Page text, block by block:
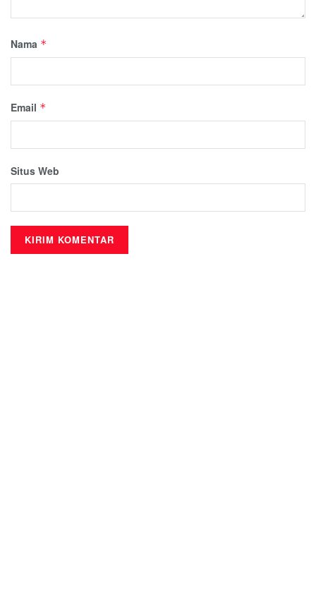
Nama *
Email *
Situs Web